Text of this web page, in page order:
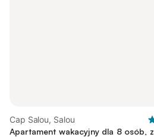
Cap Salou, Salou
Apartament wakacyjny dla 8 osób, z